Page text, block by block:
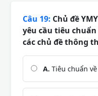
Câu 19: Chủ đề
yêu cầu tiêu
các chủ đề thông
A. Tiêu chuẩn